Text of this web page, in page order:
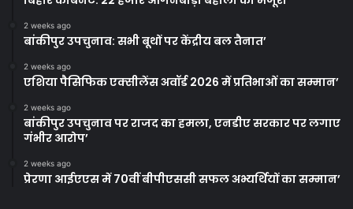
2 weeks ago
बांकीपुर उपचुनाव: सभी बूथों पर केंद्रीय बल तैनात’
2 weeks ago
एशिया पैसिफिक एक्सीलेंस अवॉर्ड 2026 में प्रतिभाओं का सम्मान’
2 weeks ago
बांकीपुर उपचुनाव पर राजद का हमला, एनडीए सरकार पर लगाए
गंभीर आरोप’
2 weeks ago
प्रेरणा आईएएस में 70वीं बीपीएससी सफल अभ्यर्थियों का सम्मान’